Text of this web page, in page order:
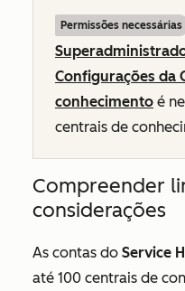
Permissões necessárias
Configurações da
conhecimento é
centrais de
Compreender
considerações
As contas do Service
até 100 centrais de